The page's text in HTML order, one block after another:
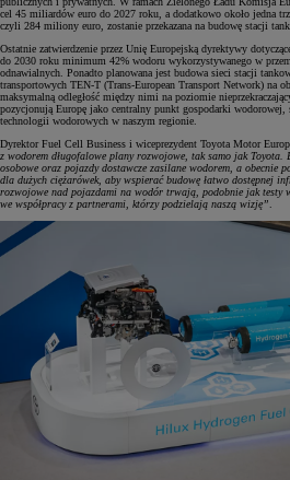
cel 45 miliardów euro do 2027 roku, a dodatkowo około jedna
czyli 284 miliony euro, zostanie przekazana na budowę stacji
Ostatnie zatwierdzenie przez Unię Europejską dyrektywy
do 2030 roku minimum 42% wodoru wykorzystywanego w
odnawialnych. Ponadto planowana jest budowa sieci stacji
transportowych TEN-T (Trans-European Transport Network) na
maksymalną odległość między nimi na poziomie
pozycjonują Europę jako centralny punkt gospodarki wodorowej,
technologii wodorowych w naszym regionie.
Dyrektor Fuel Cell Business i wiceprezydent Toyota Motor
z wodorem długofalowe plany rozwojowe, tak samo jak Toyota.
osobowe oraz pojazdy dostawcze zasilane wodorem, a obecnie
dla dużych ciężarówek, aby wspierać budowę łatwo dostępnej
rozwojowe nad pojazdami na wodór trwają, podobnie jak testy
we współpracy z partnerami, którzy podzielają naszą wizję”